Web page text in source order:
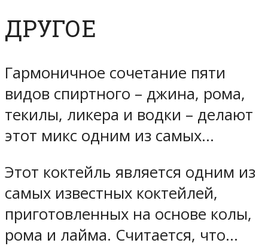
ДРУГОЕ
Гармоничное сочетание пяти
видов спиртного – джина, рома,
текилы, ликера и водки – делают
этот микс одним из самых…
Этот коктейль является одним из
самых известных коктейлей,
приготовленных на основе колы,
рома и лайма. Считается, что…